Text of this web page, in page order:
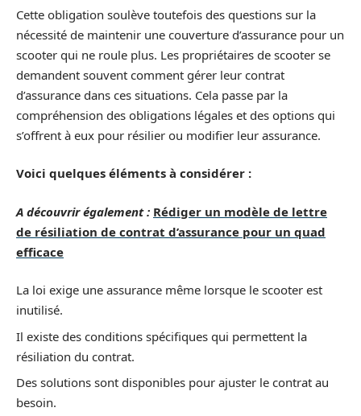
Cette obligation soulève toutefois des questions sur la
nécessité de maintenir une couverture d’assurance pour un
scooter qui ne roule plus. Les propriétaires de scooter se
demandent souvent comment gérer leur contrat
d’assurance dans ces situations. Cela passe par la
compréhension des obligations légales et des options qui
s’offrent à eux pour résilier ou modifier leur assurance.
Voici quelques éléments à considérer :
A découvrir également : Rédiger un modèle de lettre
de résiliation de contrat d’assurance pour un quad
efficace
La loi exige une assurance même lorsque le scooter est
inutilisé.
Il existe des conditions spécifiques qui permettent la
résiliation du contrat.
Des solutions sont disponibles pour ajuster le contrat au
besoin.